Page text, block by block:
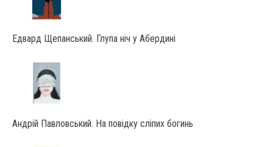
Едвард Щепанський. Глупа ніч у Абердині
Андрій Павловський. На повідку сліпих богинь